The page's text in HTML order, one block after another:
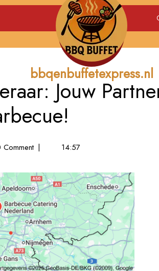
bbqenbuffetexpress.nl
Jouw
Comment | 14:57